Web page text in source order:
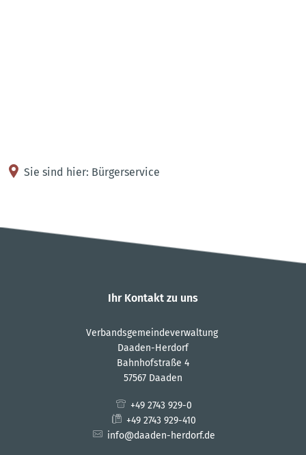
Sie sind hier: Bürgerservice
Ihr Kontakt zu uns
Verbandsgemeindeverwaltung
Daaden-Herdorf
Bahnhofstraße 4
57567 Daaden
+49 2743 929-0
+49 2743 929-410
info@daaden-herdorf.de